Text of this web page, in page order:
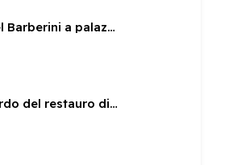
Ape del Barberini a palazzo Leonetti Luparini
In ricordo del restauro di San Filippo dal Boccardo